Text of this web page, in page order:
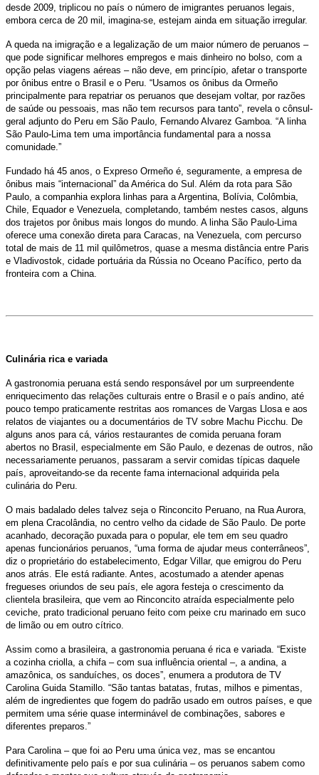
desde 2009, triplicou no país o número de imigrantes peruanos legais,
embora cerca de 20 mil, imagina-se, estejam ainda em situação irregular.
A queda na imigração e a legalização de um maior número de peruanos –
que pode significar melhores empregos e mais dinheiro no bolso, com a
opção pelas viagens aéreas – não deve, em princípio, afetar o transporte
por ônibus entre o Brasil e o Peru. “Usamos os ônibus da Ormeño
principalmente para repatriar os peruanos que desejam voltar, por razões
de saúde ou pessoais, mas não tem recursos para tanto”, revela o cônsul-
geral adjunto do Peru em São Paulo, Fernando Alvarez Gamboa. “A linha
São Paulo-Lima tem uma importância fundamental para a nossa
comunidade.”
Fundado há 45 anos, o Expreso Ormeño é, seguramente, a empresa de
ônibus mais “internacional” da América do Sul. Além da rota para São
Paulo, a companhia explora linhas para a Argentina, Bolívia, Colômbia,
Chile, Equador e Venezuela, completando, também nestes casos, alguns
dos trajetos por ônibus mais longos do mundo. A linha São Paulo-Lima
oferece uma conexão direta para Caracas, na Venezuela, com percurso
total de mais de 11 mil quilômetros, quase a mesma distância entre Paris
e Vladivostok, cidade portuária da Rússia no Oceano Pacífico, perto da
fronteira com a China.
Culinária rica e variada
A gastronomia peruana está sendo responsável por um surpreendente
enriquecimento das relações culturais entre o Brasil e o país andino, até
pouco tempo praticamente restritas aos romances de Vargas Llosa e aos
relatos de viajantes ou a documentários de TV sobre Machu Picchu. De
alguns anos para cá, vários restaurantes de comida peruana foram
abertos no Brasil, especialmente em São Paulo, e dezenas de outros, não
necessariamente peruanos, passaram a servir comidas típicas daquele
país, aproveitando-se da recente fama internacional adquirida pela
culinária do Peru.
O mais badalado deles talvez seja o Rinconcito Peruano, na Rua Aurora,
em plena Cracolândia, no centro velho da cidade de São Paulo. De porte
acanhado, decoração puxada para o popular, ele tem em seu quadro
apenas funcionários peruanos, “uma forma de ajudar meus conterrâneos”,
diz o proprietário do estabelecimento, Edgar Villar, que emigrou do Peru
anos atrás. Ele está radiante. Antes, acostumado a atender apenas
fregueses oriundos de seu país, ele agora festeja o crescimento da
clientela brasileira, que vem ao Rinconcito atraída especialmente pelo
ceviche, prato tradicional peruano feito com peixe cru marinado em suco
de limão ou em outro cítrico.
Assim como a brasileira, a gastronomia peruana é rica e variada. “Existe
a cozinha criolla, a chifa – com sua influência oriental –, a andina, a
amazônica, os sanduíches, os doces”, enumera a produtora de TV
Carolina Guida Stamillo. “São tantas batatas, frutas, milhos e pimentas,
além de ingredientes que fogem do padrão usado em outros países, e que
permitem uma série quase interminável de combinações, sabores e
diferentes preparos.”
Para Carolina – que foi ao Peru uma única vez, mas se encantou
definitivamente pelo país e por sua culinária – os peruanos sabem como